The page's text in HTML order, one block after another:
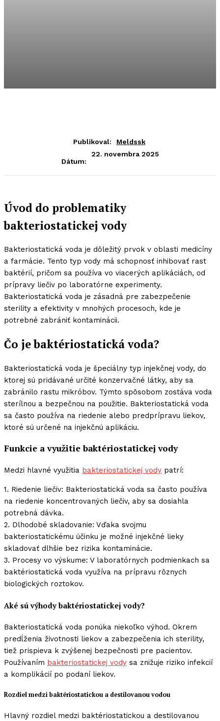
Publikoval: Meldssk
Dátum:
22. novembra 2025
Úvod do problematiky
bakteriostatickej vody
Bakteriostatická voda je dôležitý prvok v oblasti medicíny
a farmácie. Tento typ vody má schopnosť inhibovať rast
baktérií, pričom sa používa vo viacerých aplikáciách, od
prípravy liečiv po laboratórne experimenty.
Bakteriostatická voda je zásadná pre zabezpečenie
sterility a efektivity v mnohých procesoch, kde je
potrebné zabrániť kontaminácii.
Čo je baktériostatická voda?
Bakteriostatická voda je špeciálny typ injekčnej vody, do
ktorej sú pridávané určité konzervačné látky, aby sa
zabránilo rastu mikróbov. Týmto spôsobom zostáva voda
sterílnou a bezpečnou na použitie. Bakteriostatická voda
sa často používa na riedenie alebo predprípravu liekov,
ktoré sú určené na injekčnú aplikáciu.
Funkcie a využitie baktériostatickej vody
Medzi hlavné využitia bakteriostatickej vody patrí:
1. Riedenie liečiv: Bakteriostatická voda sa často používa
na riedenie koncentrovaných liečiv, aby sa dosiahla
potrebná dávka.
2. Dlhodobé skladovanie: Vďaka svojmu
bakteriostatickému účinku je možné injekčné lieky
skladovať dlhšie bez rizika kontaminácie.
3. Procesy vo výskume: V laboratórnych podmienkach sa
baktériostatická voda využíva na prípravu rôznych
biologických roztokov.
Aké sú výhody baktériostatickej vody?
Bakteriostatická voda ponúka niekoľko výhod. Okrem
predĺženia životnosti liekov a zabezpečenia ich sterility,
tiež prispieva k zvýšenej bezpečnosti pre pacientov.
Používaním bakteriostatickej vody sa znižuje riziko infekcií
a komplikácií po podaní liekov.
Rozdiel medzi baktériostatickou a destilovanou vodou
Hlavný rozdiel medzi baktériostatickou a destilovanou